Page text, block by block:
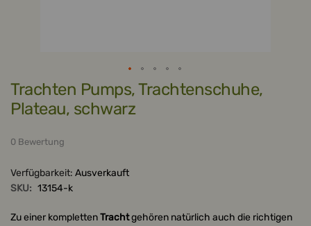
Zum
Anfang
der
Bildergalerie
Trachten Pumps, Trachtenschuhe,
Plateau, schwarz
0 Bewertung
Verfügbarkeit: Ausverkauft
SKU: 13154-k
Zu einer komplettenTrachtgehören natürlich auch die richtigen